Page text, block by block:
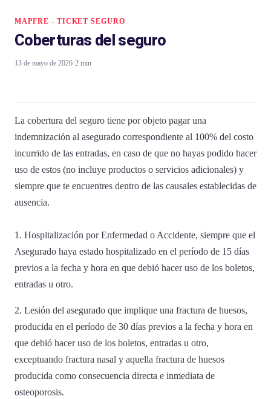
MAPFRE - TICKET SEGURO
Coberturas del seguro
13 de mayo de 2026·2 min
La cobertura del seguro tiene por objeto pagar una
indemnización al asegurado correspondiente al 100% del costo
incurrido de las entradas, en caso de que no hayas podido hacer
uso de estos (no incluye productos o servicios adicionales) y
siempre que te encuentres dentro de las causales establecidas de
ausencia.
1. Hospitalización por Enfermedad o Accidente, siempre que el
Asegurado haya estado hospitalizado en el período de 15 días
previos a la fecha y hora en que debió hacer uso de los boletos,
entradas u otro.
2. Lesión del asegurado que implique una fractura de huesos,
producida en el período de 30 días previos a la fecha y hora en
que debió hacer uso de los boletos, entradas u otro,
exceptuando fractura nasal y aquella fractura de huesos
producida como consecuencia directa e inmediata de
osteoporosis.